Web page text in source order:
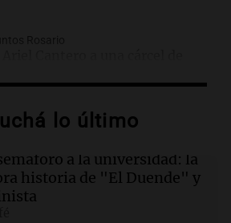
sorprende en Córdoba al
con jóvenes en la calle
lo último
a la universidad: la
historia de "El Duende" y